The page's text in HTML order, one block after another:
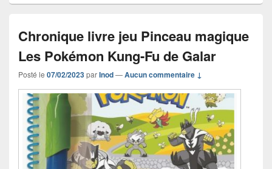
Chronique livre jeu Pinceau magique
Les Pokémon Kung-Fu de Galar
Posté le 07/02/2023parInod—Aucun commentaire ↓